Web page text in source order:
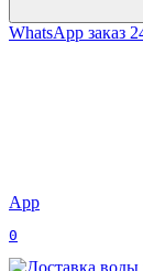
WhatsApp заказ
App
0